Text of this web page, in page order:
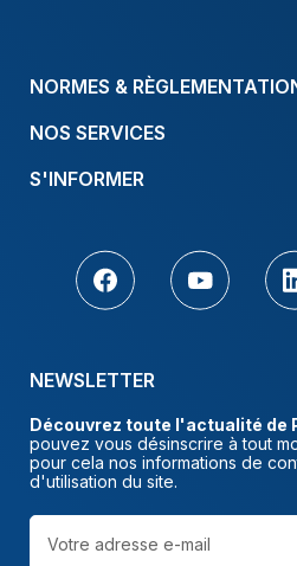
NORMES &
NOS SERVICES
S'INFORMER
NEWSLETTER
Découvrez toute l'actualité de
pouvez vous désinscrire à tout
pour cela nos informations de
d'utilisation du site.